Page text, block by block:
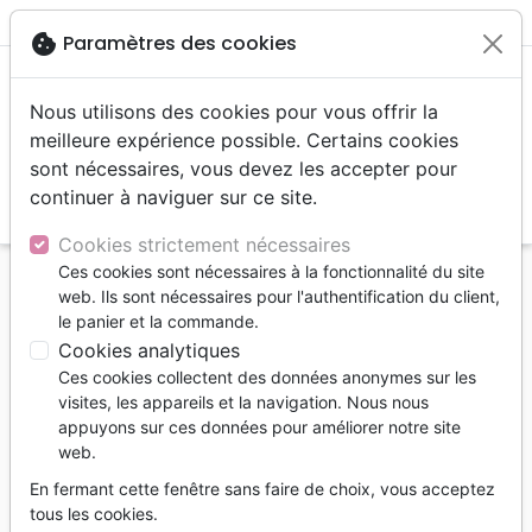
menu
Accueil Auteurs Butler Paul
Paul Butler
Liste des produits par auteur
Filtrertune
Edification Relations
Enseignement
cookie Paramètres des cookies
Nous utilisons des cookies pour vous offrir la
meilleure expérience possible. Certains cookies
sont nécessaires, vous devez les accepter pour
continuer à naviguer sur ce site.
Cookies strictement nécessaires
Ces cookies sont nécessaires à la fonctionnalité du site
web. Ils sont nécessaires pour l'authentification du client,
le panier et la commande.
Cookies analytiques
Ces cookies collectent des données anonymes sur les
visites, les appareils et la navigation. Nous nous
appuyons sur ces données pour améliorer notre site
web.
En fermant cette fenêtre sans faire de choix, vous acceptez
tous les cookies.